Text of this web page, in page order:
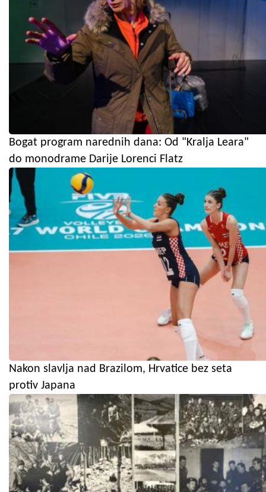
Bogat program narednih dana: Od "Kralja Leara"
do monodrame Darije Lorenci Flatz
Nakon slavlja nad Brazilom, Hrvatice bez seta
protiv Japana